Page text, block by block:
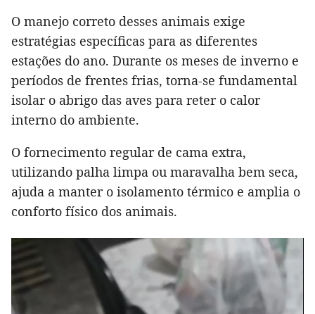
O manejo correto desses animais exige
estratégias específicas para as diferentes
estações do ano. Durante os meses de inverno e
períodos de frentes frias, torna-se fundamental
isolar o abrigo das aves para reter o calor
interno do ambiente.
O fornecimento regular de cama extra,
utilizando palha limpa ou maravalha bem seca,
ajuda a manter o isolamento térmico e amplia o
conforto físico dos animais.